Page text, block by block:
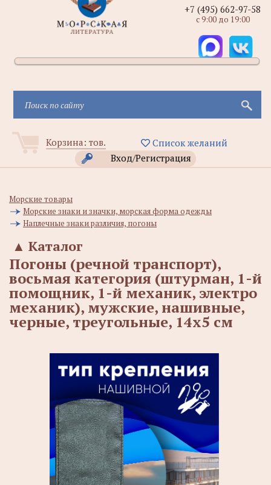
Корзина: тов.
Список желаний
Вход/Регистрация
+7 (495) 662-97-58
с 9:00 до 19:00
Морские товары
Морские знаки и значки, морская форма одежды
Наплечные знаки различия, погоны
Каталог
▲
Погоны (речной транспорт),
восьмая категория (штурман, 1-й
помощник, 1-й механик, электро
механик), мужские, нашивные,
черные, треугольные, 14х5 см